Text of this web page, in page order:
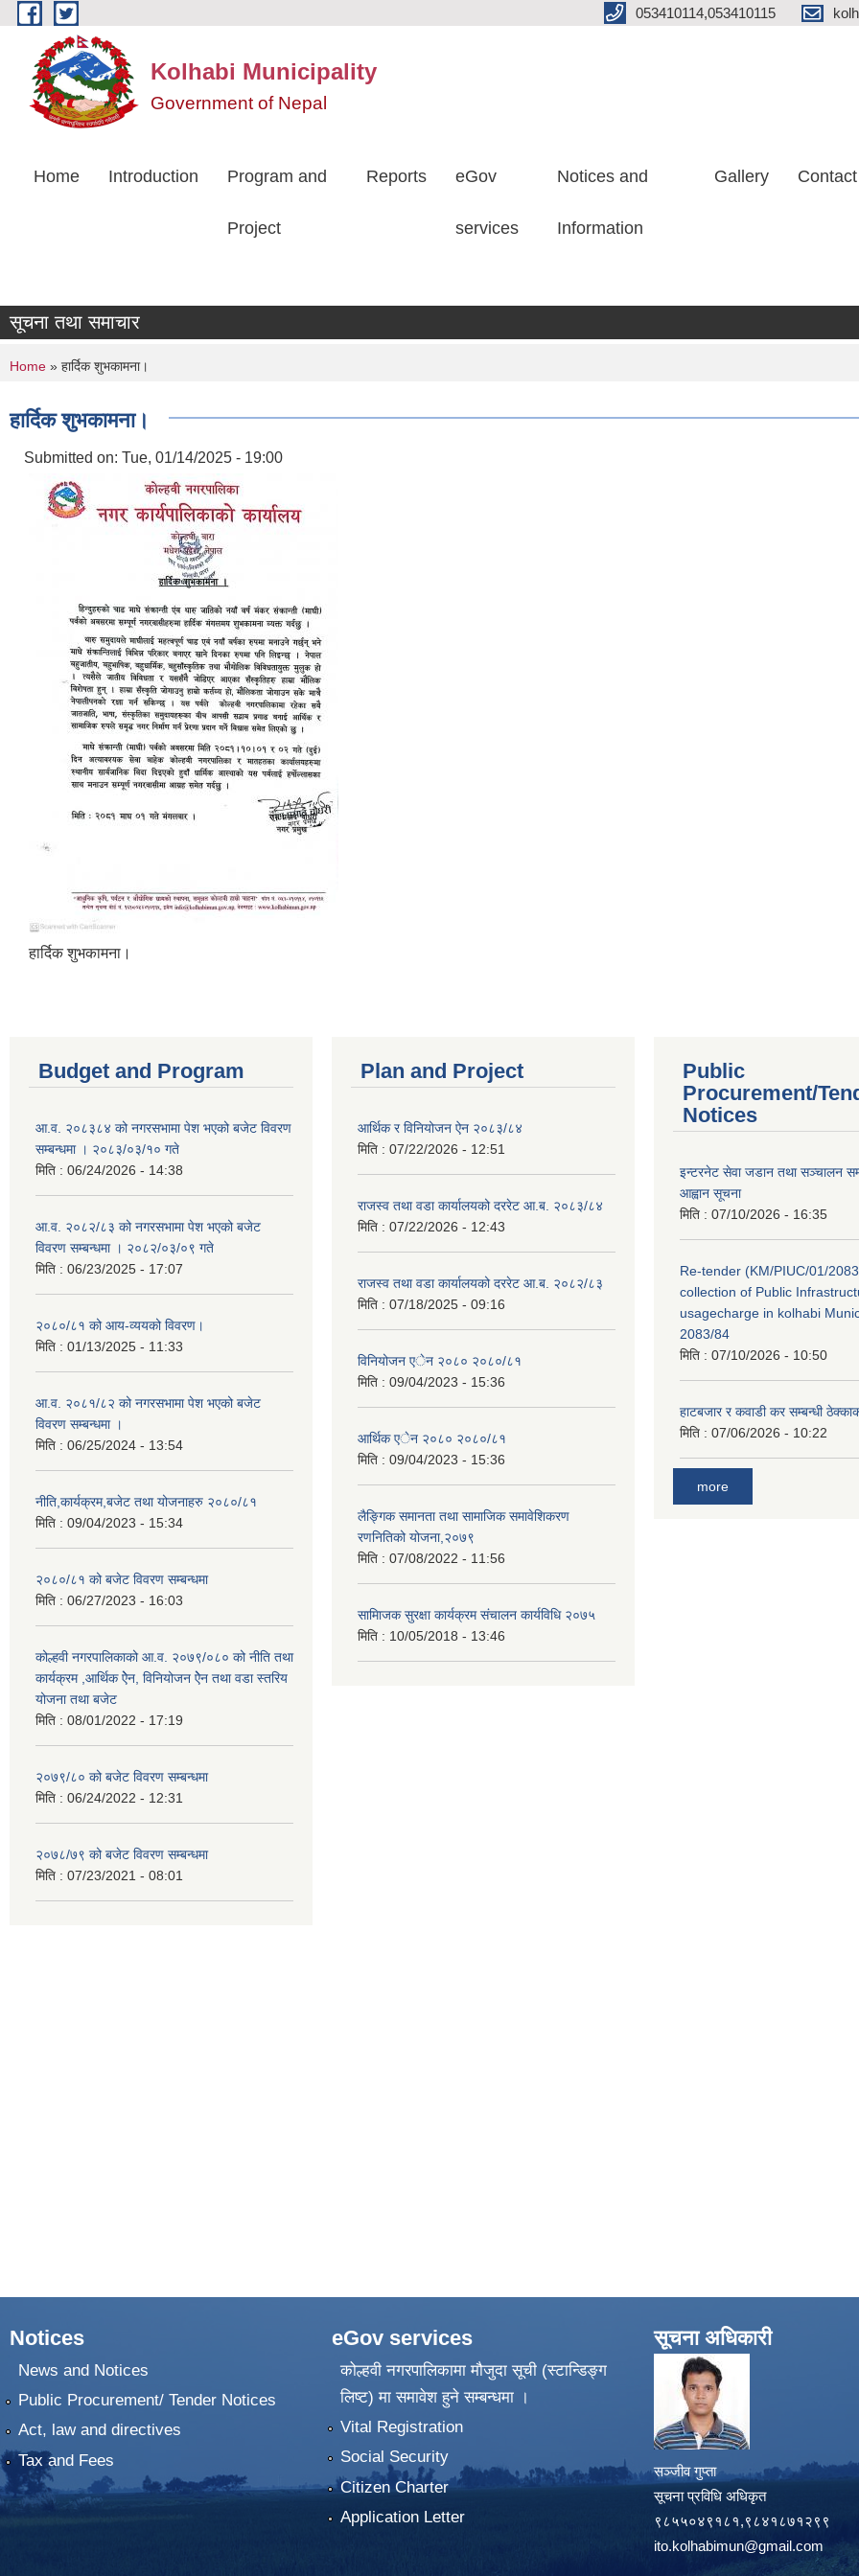
Skip to main content 053410114,053410115
Kolhabi Municipality
Government of Nepal
Home Introduction Program and
Project
Reports eGov
services
Notices and
Information
Gallery Contact
सूचना तथा समाचार
You are here
Home » हार्दिक शुभकामना।
हार्दिक शुभकामना।
Submitted on: Tue, 01/14/2025 - 19:00
हार्दिक शुभकामना।
Budget and Program
आ.व. २०८३८४ को नगरसभामा पेश भएको बजेट विवरण
सम्बन्धमा । २०८३/०३/१० गते
मिति : 06/24/2026 - 14:38
आ.व. २०८२/८३ को नगरसभामा पेश भएको बजेट
विवरण सम्बन्धमा । २०८२/०३/०९ गते
मिति : 06/23/2025 - 17:07
२०८०/८१ को आय-व्ययको विवरण।
मिति : 01/13/2025 - 11:33
आ.व. २०८१/८२ को नगरसभामा पेश भएको बजेट
विवरण सम्बन्धमा ।
मिति : 06/25/2024 - 13:54
नीति,कार्यक्रम,बजेट तथा योजनाहरु २०८०/८१
मिति : 09/04/2023 - 15:34
२०८०/८१ को बजेट विवरण सम्बन्धमा
मिति : 06/27/2023 - 16:03
कोल्हवी नगरपालिकाको आ.व. २०७९/०८० को नीति तथा
कार्यक्रम ,आर्थिक ऐेन, विनियोजन ऐेन तथा वडा स्तरिय
योजना तथा बजेट
मिति : 08/01/2022 - 17:19
२०७९/८० को बजेट विवरण सम्बन्धमा
मिति : 06/24/2022 - 12:31
२०७८/७९ को बजेट विवरण सम्बन्धमा
मिति : 07/23/2021 - 08:01
Plan and Project
आर्थिक र विनियोजन ऐन २०८३/८४
मिति : 07/22/2026 - 12:51
राजस्व तथा वडा कार्यालयको दररेट आ.ब. २०८३/८४
मिति : 07/22/2026 - 12:43
राजस्व तथा वडा कार्यालयको दररेट आ.ब. २०८२/८३
मिति : 07/18/2025 - 09:16
विनियोजन एेन २०८० २०८०/८१
मिति : 09/04/2023 - 15:36
आर्थिक एेन २०८० २०८०/८१
मिति : 09/04/2023 - 15:36
लैङ्गिक समानता तथा सामाजिक समावेशिकरण
रणनितिको योजना,२०७९
मिति : 07/08/2022 - 11:56
सामािजक सुरक्षा कार्यक्रम संचालन कार्यविधि २०७५
मिति : 10/05/2018 - 13:46
Public
Procurement/
Notices
इन्टरनेट सेवा जडान तथा सञ्चालन
आह्वान सूचना
मिति : 07/10/2026 - 16:35
Re-tender (KM/PIUC/01/
collection of Public
usagecharge in kolhabi
2083/84
मिति : 07/10/2026 - 10:50
हाटबजार र कवाडी कर सम्बन्धी
मिति : 07/06/2026 - 10:22
more
Notices
News and Notices
Public Procurement/ Tender Notices
Act, law and directives
Tax and Fees
eGov services
कोल्हवी नगरपालिकामा मौजुदा सूची (स्टान्डिङ्ग
लिष्ट) मा समावेश हुने सम्बन्धमा ।
Vital Registration
Social Security
Citizen Charter
Application Letter
सूचना अधिकारी
सञ्जीव गुप्ता
सूचना प्रविधि अधिकृत
९८५५०४९१८१,९८४१८७१२९९
ito.kolhabimun@gmail.com